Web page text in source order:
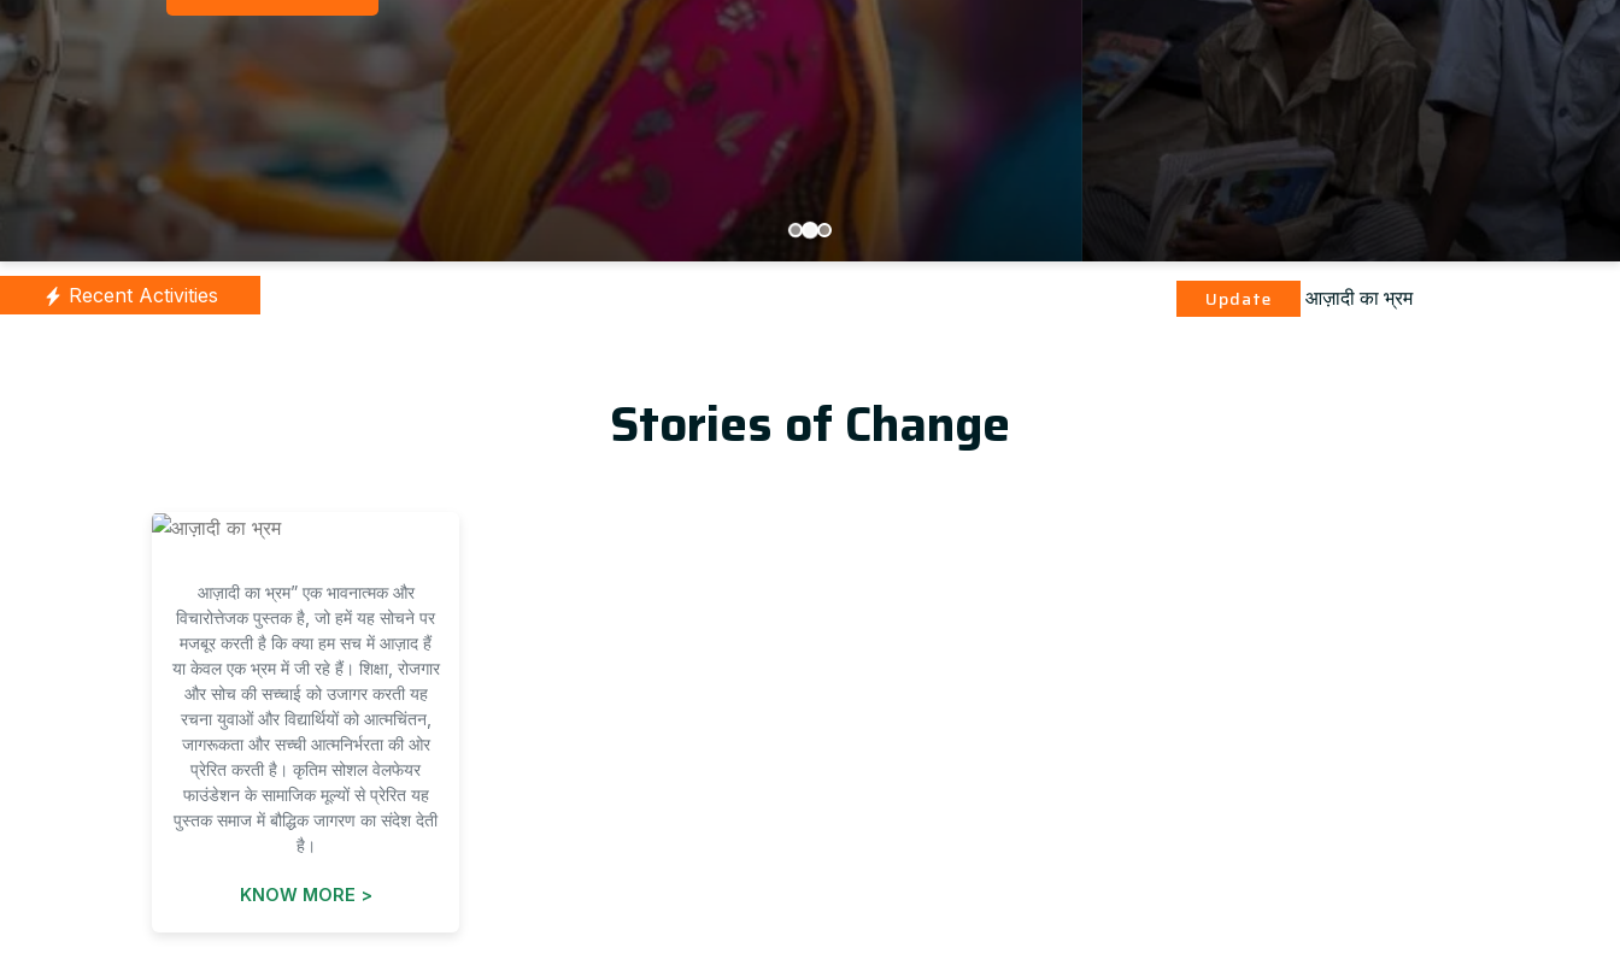
Recent Activities आज़ादी का भ्रम
Stories of Change
आज़ादी का भ्रम” एक भावनात्मक और
विचारोत्तेजक पुस्तक है, जो हमें यह सोचने पर
मजबूर करती है कि क्या हम सच में आज़ाद हैं
या केवल एक भ्रम में जी रहे हैं। शिक्षा, रोजगार
और सोच की सच्चाई को उजागर करती यह
रचना युवाओं और विद्यार्थियों को आत्मचिंतन,
जागरूकता और सच्ची आत्मनिर्भरता की ओर
प्रेरित करती है। कृतिम सोशल वेलफेयर
फाउंडेशन के सामाजिक मूल्यों से प्रेरित यह
पुस्तक समाज में बौद्धिक जागरण का संदेश देती
है।
KNOW MORE >